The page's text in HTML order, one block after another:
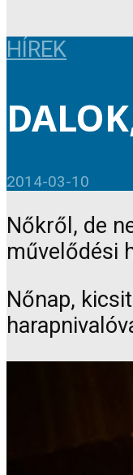
HÍREK
2014-03-10
Nőkről, de
művelődési
Nőnap,